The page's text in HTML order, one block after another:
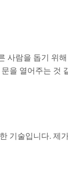
사람을 돕기 위
을 열어주는 것
기술입니다. 제